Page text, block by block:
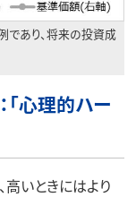
あり、将来の投資成
心理的ハー
高いときにはより